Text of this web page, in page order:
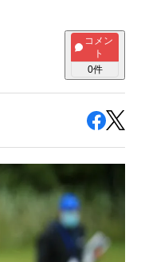
コメン
ト
0件